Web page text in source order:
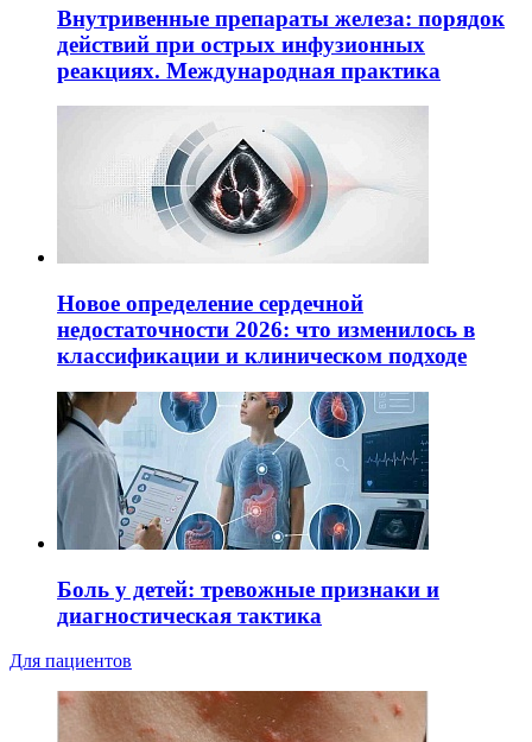
Внутривенные препараты железа: порядок
действий при острых инфузионных
реакциях. Международная практика
Новое определение сердечной
недостаточности 2026: что изменилось в
классификации и клиническом подходе
Боль у детей: тревожные признаки и
диагностическая тактика
Для пациентов